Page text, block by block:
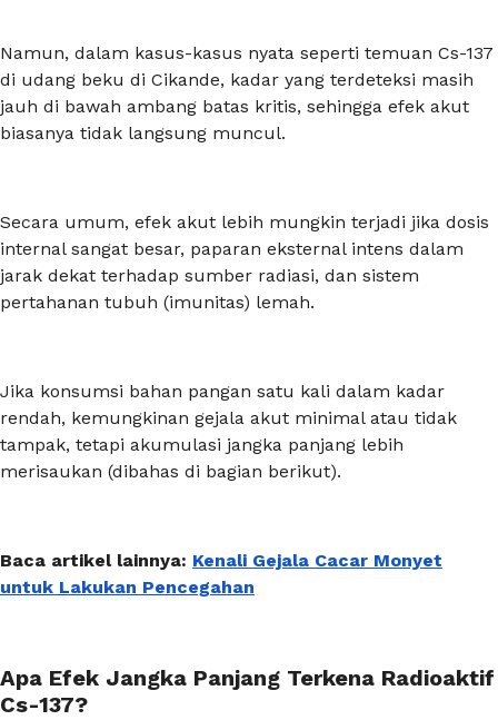
Namun, dalam kasus-kasus nyata seperti temuan Cs-137
di udang beku di Cikande, kadar yang terdeteksi masih
jauh di bawah ambang batas kritis, sehingga efek akut
biasanya tidak langsung muncul.
Secara umum, efek akut lebih mungkin terjadi jika dosis
internal sangat besar, paparan eksternal intens dalam
jarak dekat terhadap sumber radiasi, dan sistem
pertahanan tubuh (imunitas) lemah.
Jika konsumsi bahan pangan satu kali dalam kadar
rendah, kemungkinan gejala akut minimal atau tidak
tampak, tetapi akumulasi jangka panjang lebih
merisaukan (dibahas di bagian berikut).
Baca artikel lainnya: Kenali Gejala Cacar Monyet
untuk Lakukan Pencegahan
Apa Efek Jangka Panjang Terkena Radioaktif
Cs-137?